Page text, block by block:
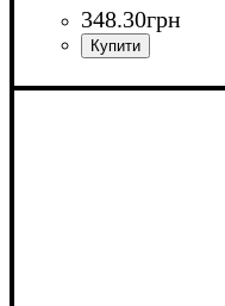
348.30грн